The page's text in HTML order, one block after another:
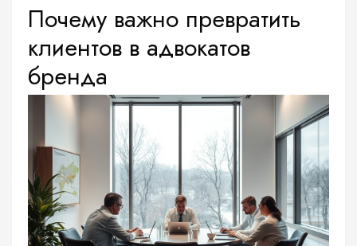
Почему важно превратить
клиентов в адвокатов
бренда